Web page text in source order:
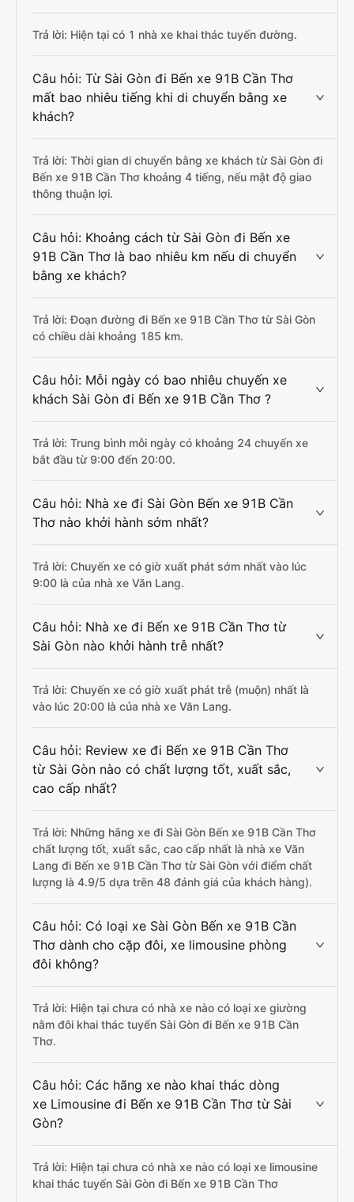
Trả lời: Hiện tại có 1 nhà xe khai thác tuyến đường.
Câu hỏi: Từ Sài Gòn đi Bến xe 91B Cần Thơ
mất bao nhiêu tiếng khi di chuyển bằng xe
khách?
Trả lời: Thời gian di chuyển bằng xe khách từ Sài Gòn đi
Bến xe 91B Cần Thơ khoảng 4 tiếng, nếu mật độ giao
thông thuận lợi.
Câu hỏi: Khoảng cách từ Sài Gòn đi Bến xe
91B Cần Thơ là bao nhiêu km nếu di chuyển
bằng xe khách?
Trả lời: Đoạn đường đi Bến xe 91B Cần Thơ từ Sài Gòn
có chiều dài khoảng 185 km.
Câu hỏi: Mỗi ngày có bao nhiêu chuyến xe
khách Sài Gòn đi Bến xe 91B Cần Thơ ?
Trả lời: Trung bình mỗi ngày có khoảng 24 chuyến xe
bắt đầu từ 9:00 đến 20:00.
Câu hỏi: Nhà xe đi Sài Gòn Bến xe 91B Cần
Thơ nào khởi hành sớm nhất?
Trả lời: Chuyến xe có giờ xuất phát sớm nhất vào lúc
9:00 là của nhà xe Văn Lang.
Câu hỏi: Nhà xe đi Bến xe 91B Cần Thơ từ
Sài Gòn nào khởi hành trễ nhất?
Trả lời: Chuyến xe có giờ xuất phát trễ (muộn) nhất là
vào lúc 20:00 là của nhà xe Văn Lang.
Câu hỏi: Review xe đi Bến xe 91B Cần Thơ
từ Sài Gòn nào có chất lượng tốt, xuất sắc,
cao cấp nhất?
Trả lời: Những hãng xe đi Sài Gòn Bến xe 91B Cần Thơ
chất lượng tốt, xuất sắc, cao cấp nhất là nhà xe Văn
Lang đi Bến xe 91B Cần Thơ từ Sài Gòn với điểm chất
lượng là 4.9/5 dựa trên 48 đánh giá của khách hàng).
Câu hỏi: Có loại xe Sài Gòn Bến xe 91B Cần
Thơ dành cho cặp đôi, xe limousine phòng
đôi không?
Trả lời: Hiện tại chưa có nhà xe nào có loại xe giường
nằm đôi khai thác tuyến Sài Gòn đi Bến xe 91B Cần
Thơ.
Câu hỏi: Các hãng xe nào khai thác dòng
xe Limousine đi Bến xe 91B Cần Thơ từ Sài
Gòn?
Trả lời: Hiện tại chưa có nhà xe nào có loại xe limousine
khai thác tuyến Sài Gòn đi Bến xe 91B Cần Thơ